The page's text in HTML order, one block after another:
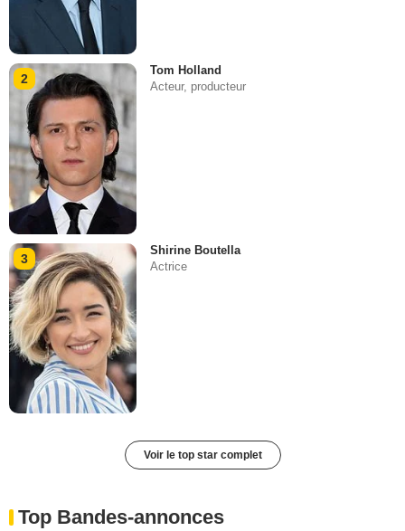
2
Tom Holland
Acteur, producteur
3
Shirine Boutella
Actrice
Voir le top star complet
Top Bandes-annonces